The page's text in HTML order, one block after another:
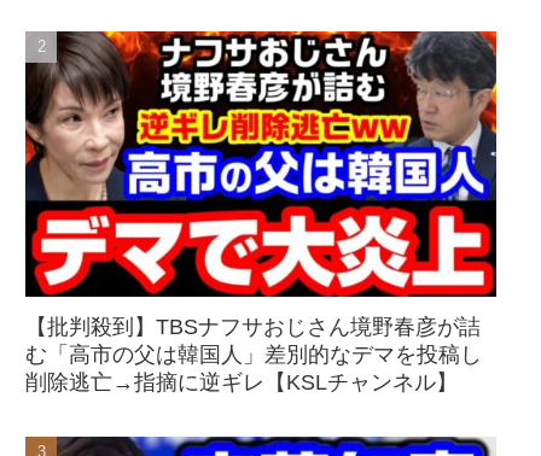
【批判殺到】TBSナフサおじさん境野春彦が詰
む「高市の父は韓国人」差別的なデマを投稿し
削除逃亡→指摘に逆ギレ【KSLチャンネル】